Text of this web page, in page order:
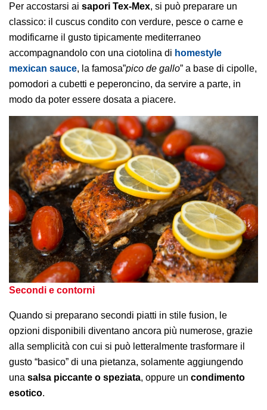
Per accostarsi ai sapori Tex-Mex, si può preparare un
classico: il cuscus condito con verdure, pesce o carne e
modificarne il gusto tipicamente mediterraneo
accompagnandolo con una ciotolina di homestyle
mexican sauce, la famosa”pico de gallo” a base di cipolle,
pomodori a cubetti e peperoncino, da servire a parte, in
modo da poter essere dosata a piacere.
Secondi e contorni
Quando si preparano secondi piatti in stile fusion, le
opzioni disponibili diventano ancora più numerose, grazie
alla semplicità con cui si può letteralmente trasformare il
gusto “basico” di una pietanza, solamente aggiungendo
una salsa piccante o speziata, oppure un condimento
esotico.